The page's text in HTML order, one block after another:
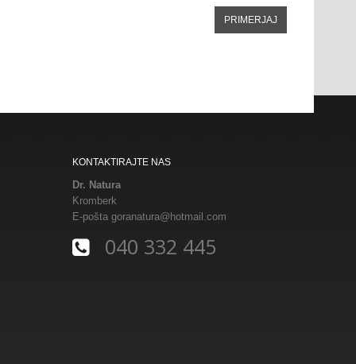
KONTAKTIRAJTE NAS
Dr. Natura
Kromberk
E-pošta goranatura@hotmail.com
040 332 445